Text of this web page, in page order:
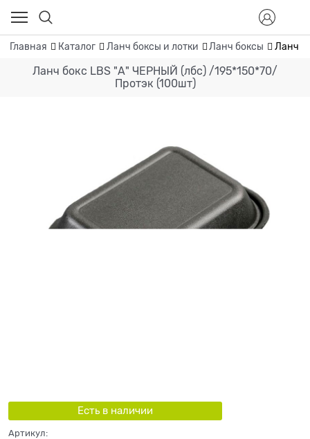
Главная Каталог Ланч боксы и лотки Ланч боксы Ланч
Ланч бокс LBS "А" ЧЕРНЫЙ (лбс) /195*150*70/
Протэк (100шт)
Есть в наличии
Артикул: